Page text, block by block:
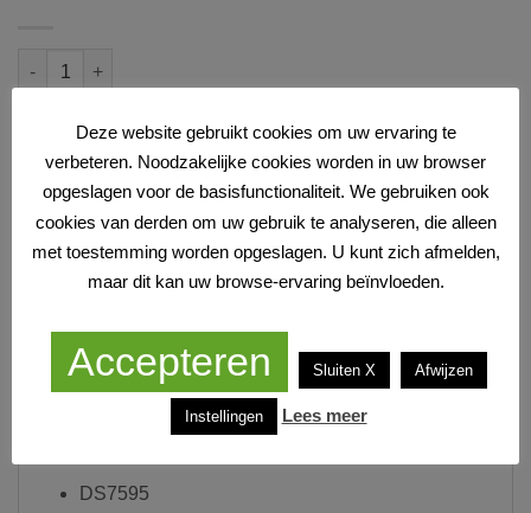
DS4998 - scherm montagebeugel voor schermen DS7595
Artikelnummer:8719325323849
SPECIFICATIES
Geschikt voor deze schermen:
DS7595
Deze website gebruikt cookies om uw ervaring te
verbeteren. Noodzakelijke cookies worden in uw browser
opgeslagen voor de basisfunctionaliteit. We gebruiken ook
cookies van derden om uw gebruik te analyseren, die alleen
met toestemming worden opgeslagen. U kunt zich afmelden,
maar dit kan uw browse-ervaring beïnvloeden.
Accepteren Sluiten X Afwijzen
Instellingen Lees meer